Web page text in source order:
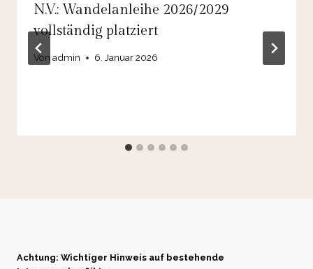
N.V.: Wandelanleihe 2026/2029
vollständig platziert
Von admin 6. Januar 2026
Achtung: Wichtiger Hinweis auf bestehende